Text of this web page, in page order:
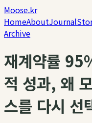
Moose.kr
HomeAboutJournal
Archive
재계약률
적 성과, 왜
스를 다시 선